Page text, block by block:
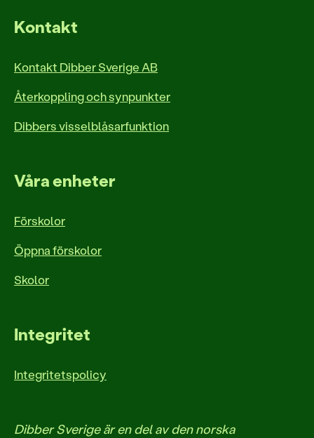
Kontakt
Kontakt Dibber Sverige AB
Återkoppling och synpunkter
Dibbers visselblåsarfunktion
Våra enheter
Förskolor
Öppna förskolor
Skolor
Integritet
Integritetspolicy
Dibber Sverige är en del av den norska